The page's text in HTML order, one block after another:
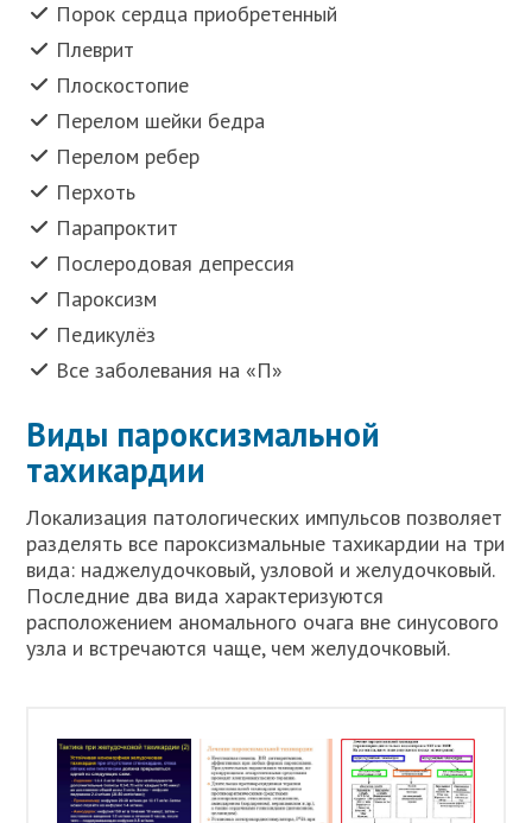
Порок сердца приобретенный
Плеврит
Плоскостопие
Перелом шейки бедра
Перелом ребер
Перхоть
Парапроктит
Послеродовая депрессия
Пароксизм
Педикулёз
Все заболевания на «П»
Виды пароксизмальной
тахикардии
Локализация патологических импульсов позволяет
разделять все пароксизмальные тахикардии на три
вида: наджелудочковый, узловой и желудочковый.
Последние два вида характеризуются
расположением аномального очага вне синусового
узла и встречаются чаще, чем желудочковый.